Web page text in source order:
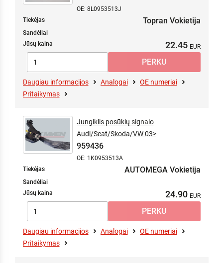
OE: 8L0953513J
Tiekėjas
Topran Vokietija
Sandėliai
Jūsų kaina
22.45
Daugiau informacijos Analogai
OE numeriai
Pritaikymas
Jungiklis posūkių signalo
Audi/Seat/Skoda/VW 03>
959436
OE: 1K0953513A
Tiekėjas
AUTOMEGA Vokietija
Sandėliai
Jūsų kaina
24.90
Daugiau informacijos Analogai
OE numeriai
Pritaikymas